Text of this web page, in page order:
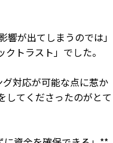
が出てしまうのでは」
トラスト」でした。
対応が可能な点に惹か
してくださったのがとて